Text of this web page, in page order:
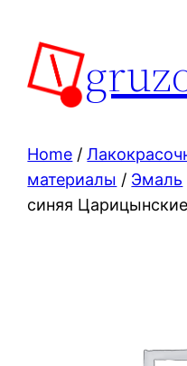
content
Home /
материалы / Эмаль
синяя